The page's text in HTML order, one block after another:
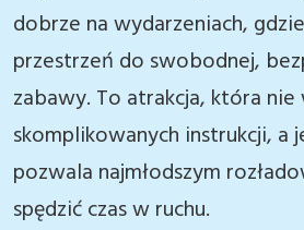
dobrze na wydarzeniach,
przestrzeń do swobodnej,
zabawy. To atrakcja, która nie
skomplikowanych instrukcji, a
pozwala najmłodszym
spędzić czas w ruchu.